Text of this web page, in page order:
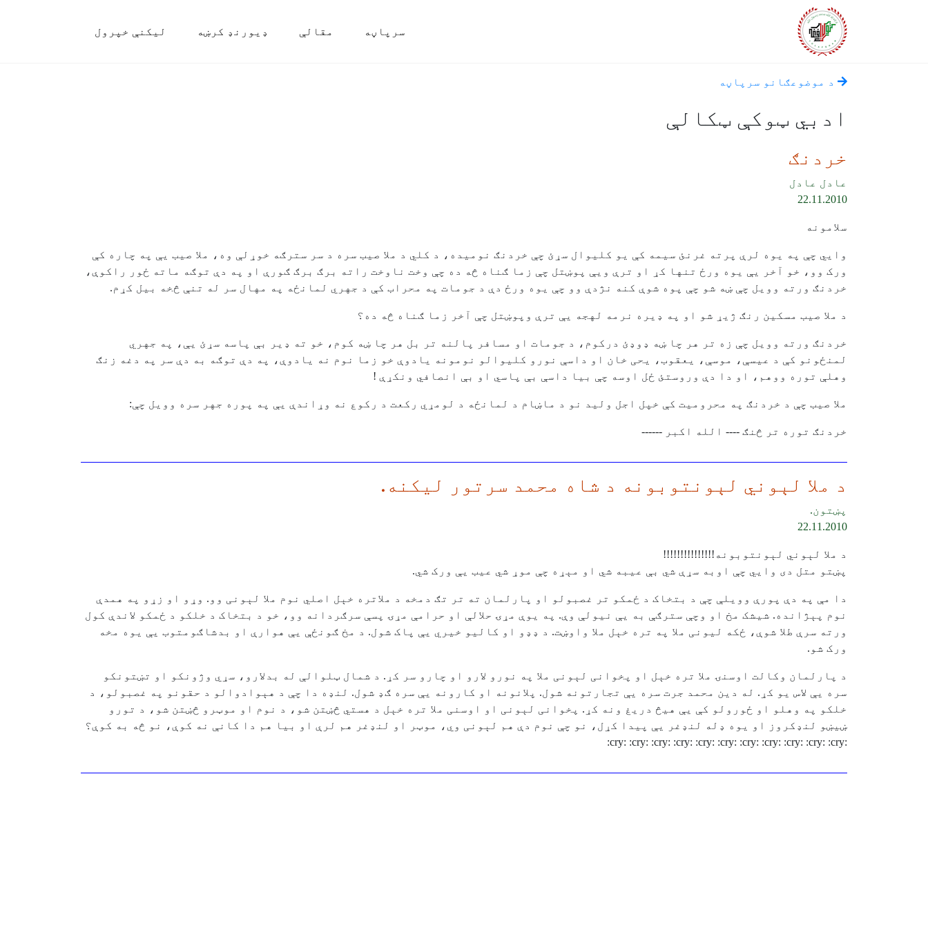
سرپاڼه مقالې ډیورنډ کرښه لیکنې خپرول
د موضوعګانو سرپاڼه
ادبي ټوکې ټکالې
خردنګ
عادل عادل
22.11.2010
سلامونه
وایي چې په یوه لرې پرته غرنئ سیمه کې یو کلیوال سړئ چې خردنګ نومیده، د کلي د ملا صیب سره د سر سترګه خوړلې وه، ملا صیب یې په چاره کې
ورک وو، خو آخر یې یوه ورځ تنها کړ او ترې ویې پوښتل چې زما ګناه څه ده چې وخت ناوخت راته برګ برګ ګورې او په دې توګه ماته ځور راکوې،
خردنګ ورته وویل چې ښه شو چې پوه شوې کنه نژدې وو چې یوه ورځ دې د جومات په محراب کې د جهري لمانځه په مهال سر له تنې څخه بیل کړم.
د ملا صیب مسکین رنګ ژیړ شو او په ډیره نرمه لهجه یې ترې وپوښتل چې آخر زما ګناه څه ده؟
خردنګ ورته وویل چې زه تر هر چا ښه ډوډئ درکوم، د جومات او مسافر پالنه تر بل هر چا ښه کوم، خو ته ډیر بې پاسه سړئ یې، په جهري
لمنځونو کې د عیسې، موسې، یعقوب، یحی خان او داسې نورو کلیوالو نومونه یادوې خو زما نوم نه یادوې، په دې توګه به دې سر په دغه زنګ
وهلې توره ووهم، او دا دې وروستئ ځل اوسه چې بیا داسې بې پاسي او بې انصافي ونکړې !
ملا صیب چې د خردنګ په محرومیت کې خپل اجل ولید نو د ماښام د لمانځه د لومړي رکعت د رکوع نه وړاندې یې په پوره جهر سره وویل چې:
خردنګ توره تر څنګ ---- الله اکبر ------
د ملا لېوني لېونتوبونه د شاه محمد سرتور لیکنه.
پښتون.
22.11.2010
د ملا لېوني لېونتوبونه!!!!!!!!!!!!!!!
پښتو متل دی وایي چې اوبه سړې شي بې عیبه شي او مېړه چې موړ شي عیب یې ورک شي.
دا مې په دې پورې وویلې چې د بتخاک د ځمکو تر غصبولو او پارلمان ته تر تګ دمخه د ملاتره خېل اصلي نوم ملا لېونی وو. وړو او زړو په همدې
نوم پېژانده. شیشک مخ او وچې سترګې به یې نیولې وې. په یوې مړۍ حلالې او حرامې مړۍ پسې سرګردانه وو، خو د بتخاک د خلکو د ځمکو لاندې کول
ورته سرې طلا شوې، ځکه لیونی ملا په تره خېل ملا واوښت. د ډډو او کالیو خیري یې پاک شول. د مخ ګونځې یې هوارې او بدشاګومتوب یې یوه مخه
ورک شو.
د پارلمان وکالت اوسنۍ ملا تره خېل او پخوانی لېونی ملا په نورو لارو او چارو سر کړ. د شمال ټلوالې له بدلارو، سړي وژونکو او تښتونکو
سره یې لاس یو کړ. له دین محمد جرت سره یې تجارتونه شول. پلانونه او کارونه یې سره ګډ شول. لنډه دا چې د هېوادوالو د حقونو په غصبولو، د
خلکو په وهلو او ځورولو کې یې هیڅ دریغ ونه کړ. پخوانی لېونی او اوسنی ملا تره خېل د هستي څښتن شو، د نوم او موټرو څښتن شو، د تورو
ښیښو لنډکروز او یوه ډله لنډغر یې پیدا کړل، نو چې نوم دې هم لېونی وي، موټر او لنډغر هم لرې او بیا هم دا کانې نه کوې، نو څه به کوې؟
:cry: :cry: :cry: :cry: :cry: :cry: :cry: :cry: :cry: :cry: :cry: